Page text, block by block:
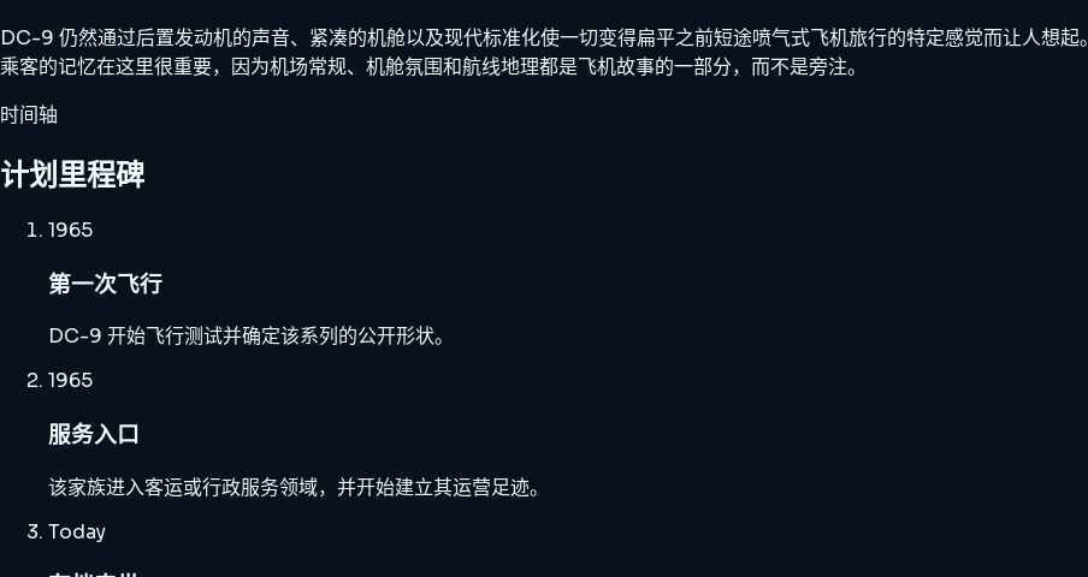
DC-9 仍然通过后置发动机的声音、紧凑的机舱以及现代标准化使一切变得扁平之前短途喷气式飞机旅行的特定感觉而让人想起。
乘客的记忆在这里很重要，因为机场常规、机舱氛围和航线地理都是飞机故事的一部分，而不是旁注。
时间轴
计划里程碑
1965
第一次飞行
DC-9 开始飞行测试并确定该系列的公开形状。
1965
服务入口
该家族进入客运或行政服务领域，并开始建立其运营足迹。
Today